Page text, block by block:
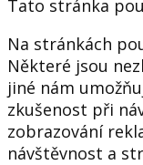
Tato stránka
Na stránkách
Některé jsou
jiné nám
zkušenost při
zobrazování
návštěvnost a